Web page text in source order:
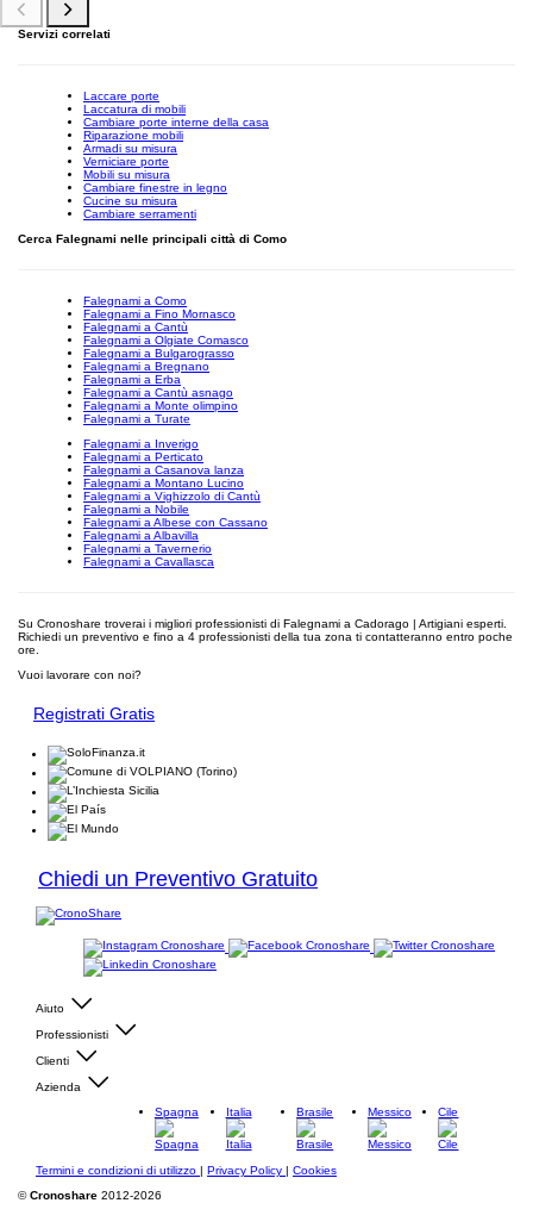
Servizi correlati
Laccare porte
Laccatura di mobili
Cambiare porte interne della casa
Riparazione mobili
Armadi su misura
Verniciare porte
Mobili su misura
Cambiare finestre in legno
Cucine su misura
Cambiare serramenti
Cerca Falegnami nelle principali città di Como
Falegnami a Como
Falegnami a Fino Mornasco
Falegnami a Cantù
Falegnami a Olgiate Comasco
Falegnami a Bulgarograsso
Falegnami a Bregnano
Falegnami a Erba
Falegnami a Cantù asnago
Falegnami a Monte olimpino
Falegnami a Turate
Falegnami a Inverigo
Falegnami a Perticato
Falegnami a Casanova lanza
Falegnami a Montano Lucino
Falegnami a Vighizzolo di Cantù
Falegnami a Nobile
Falegnami a Albese con Cassano
Falegnami a Albavilla
Falegnami a Tavernerio
Falegnami a Cavallasca
Su Cronoshare troverai i migliori professionisti di Falegnami a Cadorago | Artigiani esperti.
Richiedi un preventivo e fino a 4 professionisti della tua zona ti contatteranno entro poche
ore.
Vuoi lavorare con noi?
Registrati Gratis
Chiedi un Preventivo Gratuito
Aiuto
Professionisti
Clienti
Azienda
Spagna
Italia Brasile Messico Cile
Termini e condizioni di utilizzo | Privacy Policy | Cookies
©Cronoshare 2012-2026